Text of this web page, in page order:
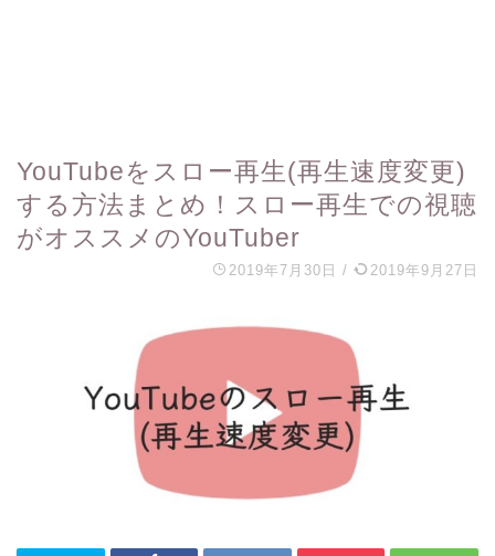
YouTubeをスロー再生(再生速度変更)
する方法まとめ！スロー再生での視聴
がオススメのYouTuber
2019年7月30日 / 2019年9月27日